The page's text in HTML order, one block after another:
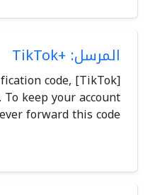
المرسل: +TikTok
code,
keep your account
forward this code.